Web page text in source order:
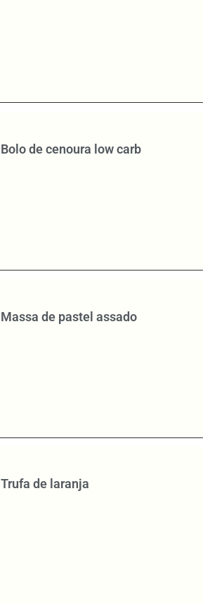
Bolo de cenoura low carb
Massa de pastel assado
Trufa de laranja